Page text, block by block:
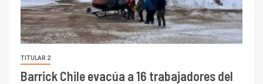
TITULAR 2
Barrick Chile evacúa a 16 trabajadores del